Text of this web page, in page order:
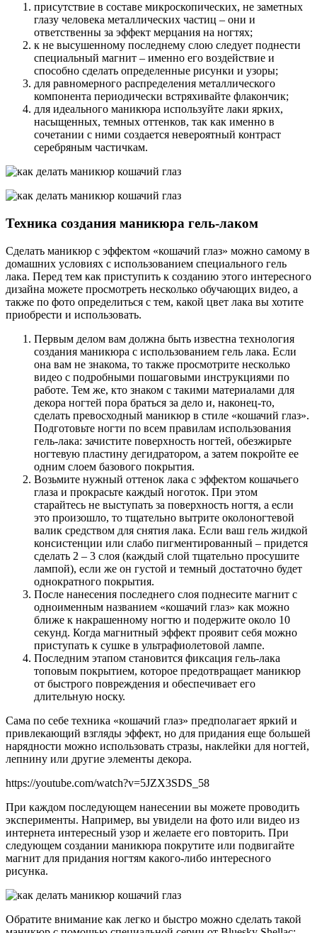
присутствие в составе микроскопических, не заметных
глазу человека металлических частиц – они и
ответственны за эффект мерцания на ногтях;
к не высушенному последнему слою следует поднести
специальный магнит – именно его воздействие и
способно сделать определенные рисунки и узоры;
для равномерного распределения металлического
компонента периодически встряхивайте флакончик;
для идеального маникюра используйте лаки ярких,
насыщенных, темных оттенков, так как именно в
сочетании с ними создается невероятный контраст
серебряным частичкам.
Техника создания маникюра гель-лаком
Сделать маникюр с эффектом «кошачий глаз» можно самому в
домашних условиях с использованием специального гель
лака. Перед тем как приступить к созданию этого интересного
дизайна можете просмотреть несколько обучающих видео, а
также по фото определиться с тем, какой цвет лака вы хотите
приобрести и использовать.
Первым делом вам должна быть известна технология
создания маникюра с использованием гель лака. Если
она вам не знакома, то также просмотрите несколько
видео с подробными пошаговыми инструкциями по
работе. Тем же, кто знаком с такими материалами для
декора ногтей пора браться за дело и, наконец-то,
сделать превосходный маникюр в стиле «кошачий глаз».
Подготовьте ногти по всем правилам использования
гель-лака: зачистите поверхность ногтей, обезжирьте
ногтевую пластину дегидратором, а затем покройте ее
одним слоем базового покрытия.
Возьмите нужный оттенок лака с эффектом кошачьего
глаза и прокрасьте каждый ноготок. При этом
старайтесь не выступать за поверхность ногтя, а если
это произошло, то тщательно вытрите околоногтевой
валик средством для снятия лака. Если ваш гель жидкой
консистенции или слабо пигментированный – придется
сделать 2 – 3 слоя (каждый слой тщательно просушите
лампой), если же он густой и темный достаточно будет
однократного покрытия.
После нанесения последнего слоя поднесите магнит с
одноименным названием «кошачий глаз» как можно
ближе к накрашенному ногтю и подержите около 10
секунд. Когда магнитный эффект проявит себя можно
приступать к сушке в ультрафиолетовой лампе.
Последним этапом становится фиксация гель-лака
топовым покрытием, которое предотвращает маникюр
от быстрого повреждения и обеспечивает его
длительную носку.
Сама по себе техника «кошачий глаз» предполагает яркий и
привлекающий взгляды эффект, но для придания еще большей
нарядности можно использовать стразы, наклейки для ногтей,
лепнину или другие элементы декора.
https://youtube.com/watch?v=5JZX3SDS_58
При каждом последующем нанесении вы можете проводить
эксперименты. Например, вы увидели на фото или видео из
интернета интересный узор и желаете его повторить. При
следующем создании маникюра покрутите или подвигайте
магнит для придания ногтям какого-либо интересного
рисунка.
Обратите внимание как легко и быстро можно сделать такой